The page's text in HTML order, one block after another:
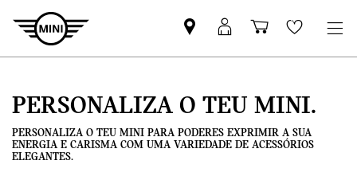
Pesquisar
parceiro
Iniciar
sessão
Carrinho
de
Wishlist
PERSONALIZA O TEU MINI.
PERSONALIZA O TEU MINI PARA PODERES EXPRIMIR A SUA
ENERGIA E CARISMA COM UMA VARIEDADE DE ACESSÓRIOS
ELEGANTES.